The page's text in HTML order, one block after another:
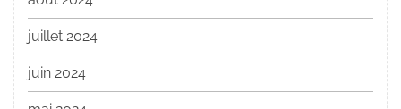
juillet 2024
juin 2024